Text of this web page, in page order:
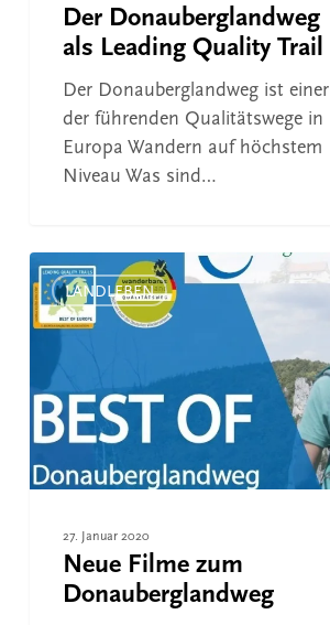
Der Donauberglandweg
als Leading Quality Trail
Der Donauberglandweg ist einer
der führenden Qualitätswege in
Europa Wandern auf höchstem
Niveau Was sind…
Neue
Filme
zum
LANDLEBEN
27. Januar 2020
Neue Filme zum
Donauberglandweg